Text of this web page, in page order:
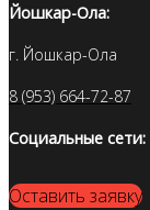
Йошкар-Ола:
г. Йошкар-Ола
8 (953) 664-72-87
Социальные сети:
Оставить заявку